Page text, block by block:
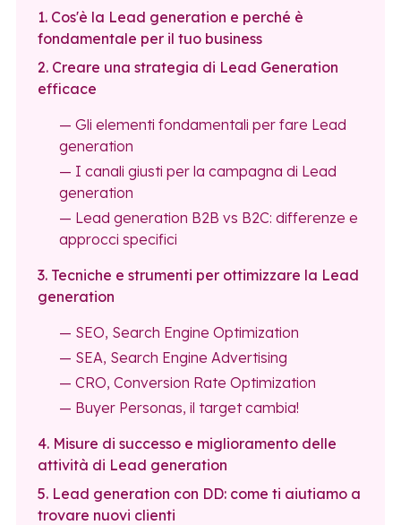
1. Cos'è la Lead generation e perché è
fondamentale per il tuo business
2. Creare una strategia di Lead Generation
efficace
— Gli elementi fondamentali per fare Lead
generation
— I canali giusti per la campagna di Lead
generation
— Lead generation B2B vs B2C: differenze e
approcci specifici
3. Tecniche e strumenti per ottimizzare la Lead
generation
— SEO, Search Engine Optimization
— SEA, Search Engine Advertising
— CRO, Conversion Rate Optimization
— Buyer Personas, il target cambia!
4. Misure di successo e miglioramento delle
attività di Lead generation
5. Lead generation con DD: come ti aiutiamo a
trovare nuovi clienti